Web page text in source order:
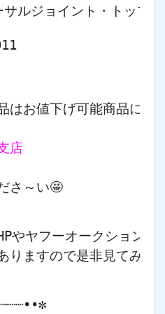
ルジョイント・トップ
はお値下げ可能商品にな
店
さ～い🤩
やヤフーオークション
りますので是非見てみて